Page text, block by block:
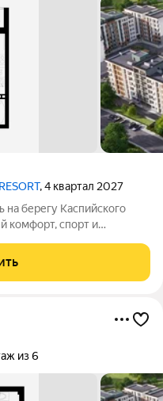
, 4 квартал 2027
комфорт, спорт и
из 6